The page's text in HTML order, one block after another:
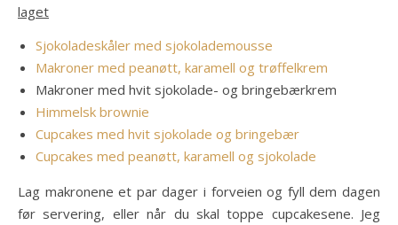
laget
Sjokoladeskåler med sjokolademousse
Makroner med peanøtt, karamell og trøffelkrem
Makroner med hvit sjokolade- og bringebærkrem
Himmelsk brownie
Cupcakes med hvit sjokolade og bringebær
Cupcakes med peanøtt, karamell og sjokolade
Lag makronene et par dager i forveien og fyll dem dagen
før servering, eller når du skal toppe cupcakesene. Jeg